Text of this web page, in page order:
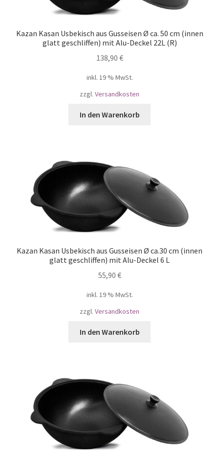
Kazan Kasan Usbekisch aus Gusseisen Ø ca. 50 cm (innen
glatt geschliffen) mit Alu-Deckel 22L (R)
138,90 €
inkl. 19 % MwSt.
zzgl. Versandkosten
In den Warenkorb
Kazan Kasan Usbekisch aus Gusseisen Ø ca.30 cm (innen
glatt geschliffen) mit Alu-Deckel 6 L
55,90 €
inkl. 19 % MwSt.
zzgl. Versandkosten
In den Warenkorb